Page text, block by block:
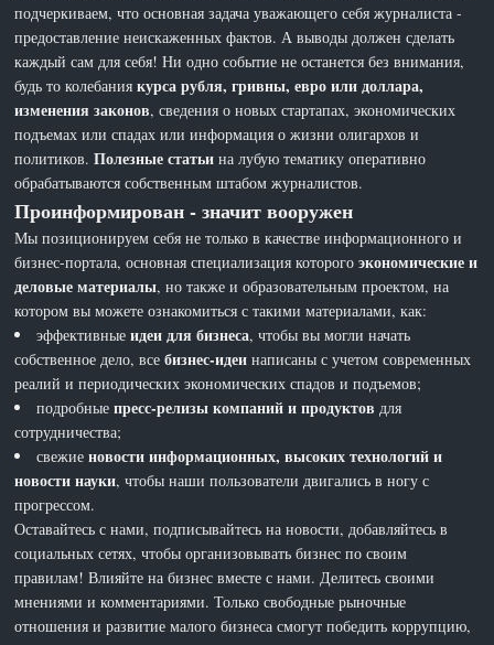
подчеркиваем, что основная задача уважающего себя журналиста -
предоставление неискаженных фактов. А выводы должен сделать
каждый сам для себя! Ни одно событие не останется без внимания,
будь то колебаниякурса рубля, гривны, евро или доллара,
изменения законов, сведения о новых стартапах, экономических
подъемах или спадах или информация о жизни олигархов и
политиков.Полезные статьи на лубую тематику оперативно
обрабатываются собственным штабом журналистов.
Проинформирован - значит вооружен
Мы позиционируем себя не только в качестве информационного и
бизнес-портала, основная специализация которогоэкономические и
деловые материалы, но также и образовательным проектом, на
котором вы можете ознакомиться с такими материалами, как:
эффективныеидеи для бизнеса, чтобы вы могли начать
собственное дело, всебизнес-идеи написаны с учетом современных
реалий и периодических экономических спадов и подъемов;
подробныепресс-релизы компаний и продуктов для
сотрудничества;
свежиеновости информационных, высоких технологий и
новости науки, чтобы наши пользователи двигались в ногу с
прогрессом.
Оставайтесь с нами, подписывайтесь на новости, добавляйтесь в
социальных сетях, чтобы организовывать бизнес по своим
правилам! Влияйте на бизнес вместе с нами. Делитесь своими
мнениями и комментариями. Только свободные рыночные
отношения и развитие малого бизнеса смогут победить коррупцию,